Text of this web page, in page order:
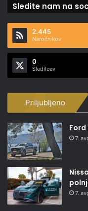
Sledite nam na
2.445
Naročnikov
0
Sledilcev
Priljubljeno
Ford
7.
7.